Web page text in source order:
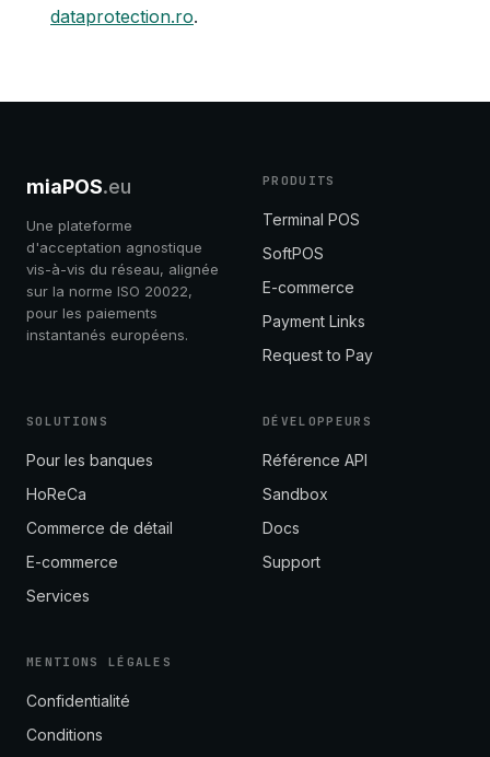
dataprotection.ro.
miaPOS.eu
Une plateforme
d'acceptation agnostique
vis-à-vis du réseau, alignée
sur la norme ISO 20022,
pour les paiements
instantanés européens.
PRODUITS
Terminal POS
SoftPOS
E-commerce
Payment Links
Request to Pay
SOLUTIONS
Pour les banques
HoReCa
Commerce de détail
E-commerce
Services
DÉVELOPPEURS
Référence API
Sandbox
Docs
Support
MENTIONS LÉGALES
Confidentialité
Conditions